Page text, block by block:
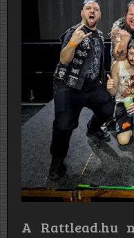
A Rattlead.hu